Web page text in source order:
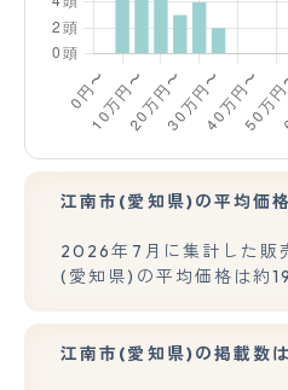
江南市(愛知県)の平均価
2026年7月に集計した販
(愛知県)の平均価格は約
江南市(愛知県)の掲載数